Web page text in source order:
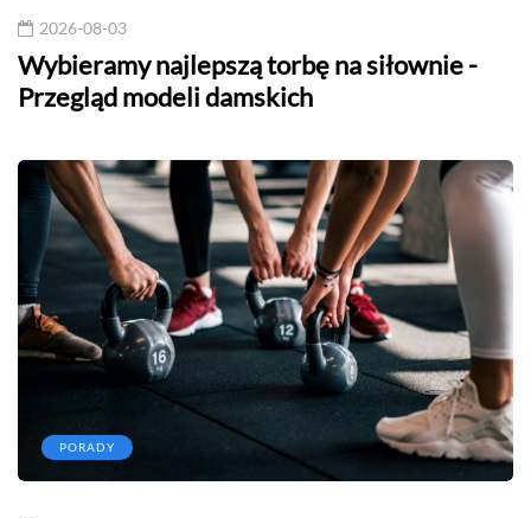
2026-08-03
Wybieramy najlepszą torbę na siłownie -
Przegląd modeli damskich
PORADY